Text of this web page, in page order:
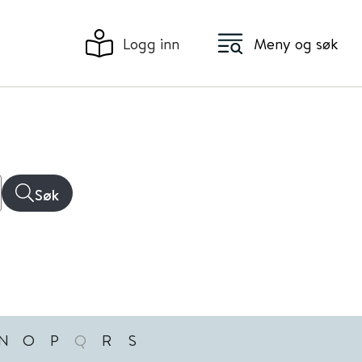
Logg inn Meny og søk
Søk
O P Q R S